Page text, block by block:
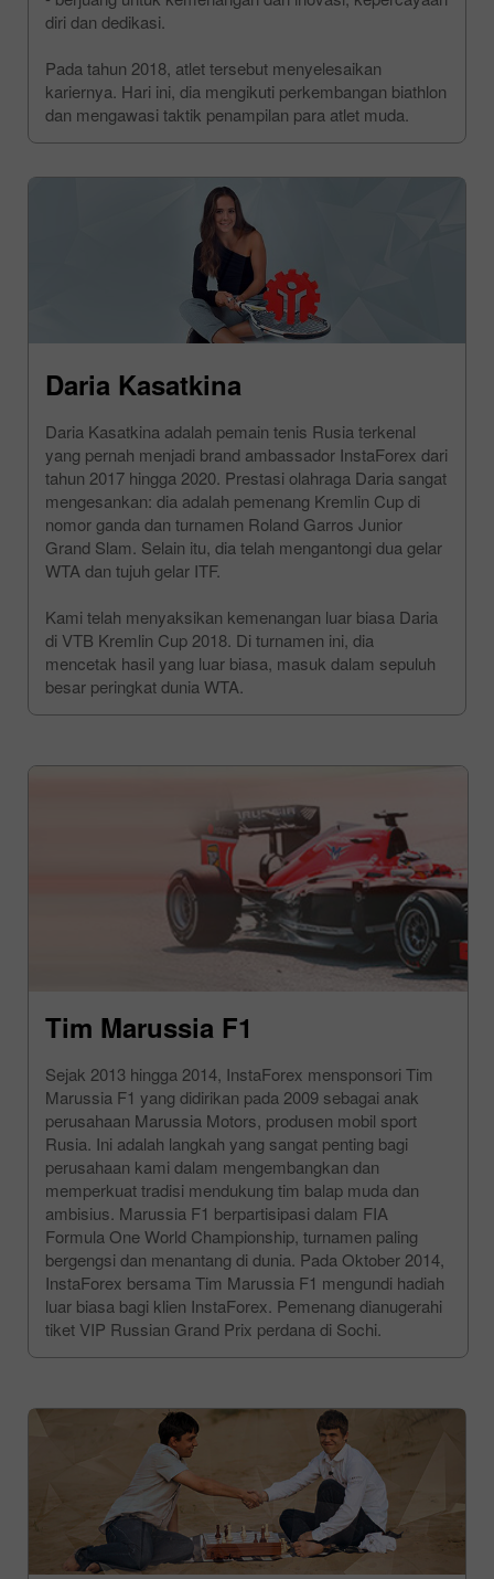
diri dan dedikasi.
Pada tahun 2018, atlet tersebut menyelesaikan
kariernya. Hari ini, dia mengikuti perkembangan biathlon
dan mengawasi taktik penampilan para atlet muda.
Daria Kasatkina
Daria Kasatkina adalah pemain tenis Rusia terkenal
yang pernah menjadi brand ambassador InstaForex dari
tahun 2017 hingga 2020. Prestasi olahraga Daria sangat
mengesankan: dia adalah pemenang Kremlin Cup di
nomor ganda dan turnamen Roland Garros Junior
Grand Slam. Selain itu, dia telah mengantongi dua gelar
WTA dan tujuh gelar ITF.
Kami telah menyaksikan kemenangan luar biasa Daria
di VTB Kremlin Cup 2018. Di turnamen ini, dia
mencetak hasil yang luar biasa, masuk dalam sepuluh
besar peringkat dunia WTA.
Tim Marussia F1
Sejak 2013 hingga 2014, InstaForex mensponsori Tim
Marussia F1 yang didirikan pada 2009 sebagai anak
perusahaan Marussia Motors, produsen mobil sport
Rusia. Ini adalah langkah yang sangat penting bagi
perusahaan kami dalam mengembangkan dan
memperkuat tradisi mendukung tim balap muda dan
ambisius. Marussia F1 berpartisipasi dalam FIA
Formula One World Championship, turnamen paling
bergengsi dan menantang di dunia. Pada Oktober 2014,
InstaForex bersama Tim Marussia F1 mengundi hadiah
luar biasa bagi klien InstaForex. Pemenang dianugerahi
tiket VIP Russian Grand Prix perdana di Sochi.